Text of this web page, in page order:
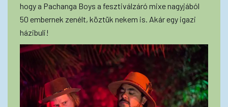
hogy a Pachanga Boys a fesztiválzáró mixe nagyjából
50 embernek zenélt, köztük nekem is. Akár egy igazi
házibuli!